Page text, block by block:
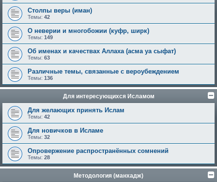
Столпы веры (иман)
Темы: 42
О неверии и многобожии (куфр, ширк)
Темы: 149
Об именах и качествах Аллаха (асма уа сыфат)
Темы: 63
Различные темы, связанные с вероубеждением
Темы: 136
Для интересующихся Исламом
Для желающих принять Ислам
Темы: 42
Для новичков в Исламе
Темы: 32
Опровержение распространённых сомнений
Темы: 28
Методология (манхадж)